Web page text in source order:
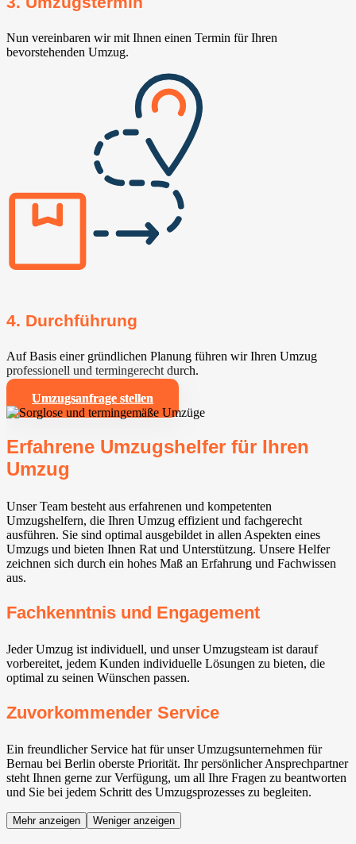
Nun vereinbaren wir mit Ihnen einen Termin für Ihren
bevorstehenden Umzug.
4. Durchführung
Auf Basis einer gründlichen Planung führen wir Ihren Umzug
professionell und termingerecht durch.
Umzugsanfrage stellen
Erfahrene Umzugshelfer für Ihren
Umzug
Unser Team besteht aus erfahrenen und kompetenten
Umzugshelfern, die Ihren Umzug effizient und fachgerecht
ausführen. Sie sind optimal ausgebildet in allen Aspekten eines
Umzugs und bieten Ihnen Rat und Unterstützung. Unsere Helfer
zeichnen sich durch ein hohes Maß an Erfahrung und Fachwissen
aus.
Fachkenntnis und Engagement
Jeder Umzug ist individuell, und unser Umzugsteam ist darauf
vorbereitet, jedem Kunden individuelle Lösungen zu bieten, die
optimal zu seinen Wünschen passen.
Zuvorkommender Service
Ein freundlicher Service hat für unser Umzugsunternehmen für
Bernau bei Berlin oberste Priorität. Ihr persönlicher Ansprechpartner
steht Ihnen gerne zur Verfügung, um all Ihre Fragen zu beantworten
und Sie bei jedem Schritt des Umzugsprozesses zu begleiten.
Mehr anzeigen Weniger anzeigen